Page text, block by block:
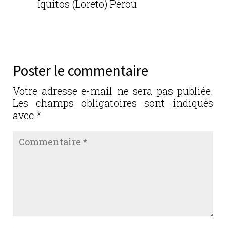
Iquitos (Loreto) Pérou
Poster le commentaire
Votre adresse e-mail ne sera pas publiée.
Les champs obligatoires sont indiqués
avec *